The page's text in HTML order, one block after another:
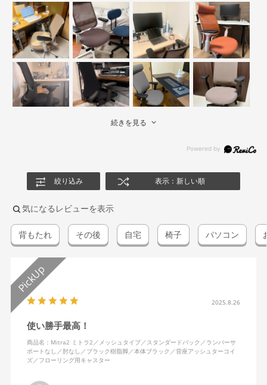
続きを見る
絞り込み 表示：新しい順
気になるレビューを表示
背もたれ その後 自宅 椅子 パソコン
2025.8.26
使い勝手最高！
商品名：Mitra2 ミトラ2／メッシュタイプ／スタンダードバック／ランバーサ
ポートなし／肘なし／ブラック樹脂脚／本体ブラック／背座アッシュターコイ
ズ／フローリング用キャスター